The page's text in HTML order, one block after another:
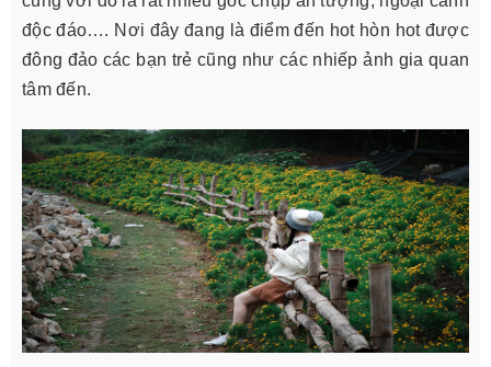
độc đáo…. Nơi đây đang là điểm đến hot hòn hot được
đông đảo các bạn trẻ cũng như các nhiếp ảnh gia quan
tâm đến.